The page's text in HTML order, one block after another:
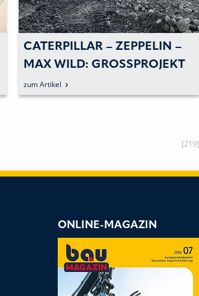
CATERPILLAR – ZEPPELIN –
MAX WILD: GROSSPROJEKT E
RFORDERT SCHWERES G
ESCHÜTZ
zum Artikel
[219]
ONLINE-MAGAZIN